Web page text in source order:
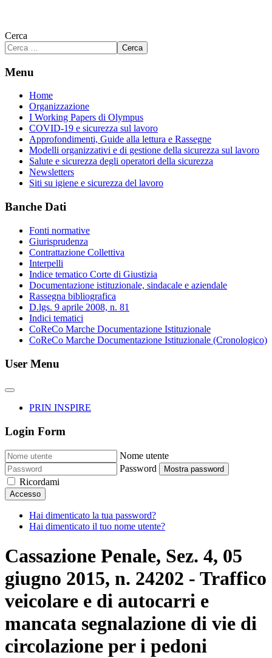
Cerca
Cerca
Menu
Home
Organizzazione
I Working Papers di Olympus
COVID-19 e sicurezza sul lavoro
Approfondimenti, Guide alla lettura e Rassegne
Modelli organizzativi e di gestione della sicurezza sul lavoro
Salute e sicurezza degli operatori della sicurezza
Newsletters
Siti su igiene e sicurezza del lavoro
Banche Dati
Fonti normative
Giurisprudenza
Contrattazione Collettiva
Interpelli
Indice tematico Corte di Giustizia
Documentazione istituzionale, sindacale e aziendale
Rassegna bibliografica
D.lgs. 9 aprile 2008, n. 81
Indici tematici
CoReCo Marche Documentazione Istituzionale
CoReCo Marche Documentazione Istituzionale (Cronologico)
User Menu
PRIN INSPIRE
Login Form
Nome utente
Password
Mostra password
Ricordami
Accesso
Hai dimenticato la tua password?
Hai dimenticato il tuo nome utente?
Cassazione Penale, Sez. 4, 05
giugno 2015, n. 24202 - Traffico
veicolare e di autocarri e
mancata segnalazione di vie di
circolazione per i pedoni